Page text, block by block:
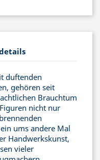
duftenden
gehören seit
Brauchtum
nicht nur
ums andere Mal
Handwerkskunst,
vieler